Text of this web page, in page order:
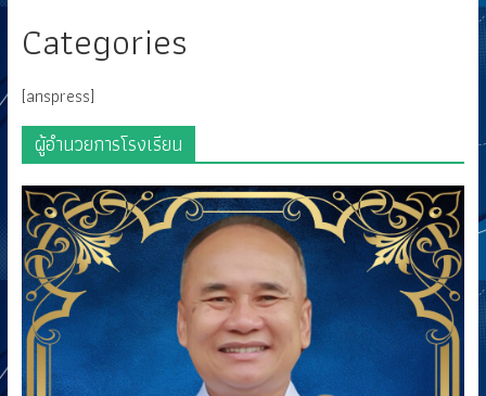
Categories
[anspress]
ผู้อำนวยการโรงเรียน